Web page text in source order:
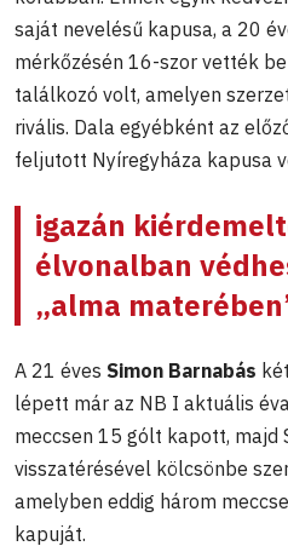
saját nevelésű kapusa, a 20
mérkőzésén 16-szor vették
találkozó volt, amelyen
rivális. Dala egyébként az
feljutott Nyíregyháza kapusa
igazán
élvonalban
„alma
A 21 éves Simon Barnabás
lépett már az NB I aktuális
meccsen 15 gólt kapott, majd
visszatérésével kölcsönbe
amelyben eddig három
kapuját.